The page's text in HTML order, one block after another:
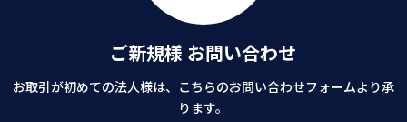
ご新規様 お問い合わせ
お取引が初めての法人様は、こちらのお問い合わせフォームより承
ります。